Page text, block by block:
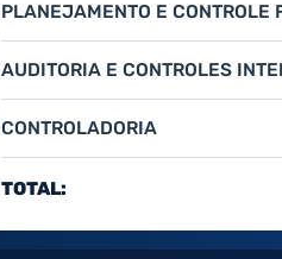
PLANEJAMENTO E CONTROLE
AUDITORIA E CONTROLES
CONTROLADORIA
TOTAL: